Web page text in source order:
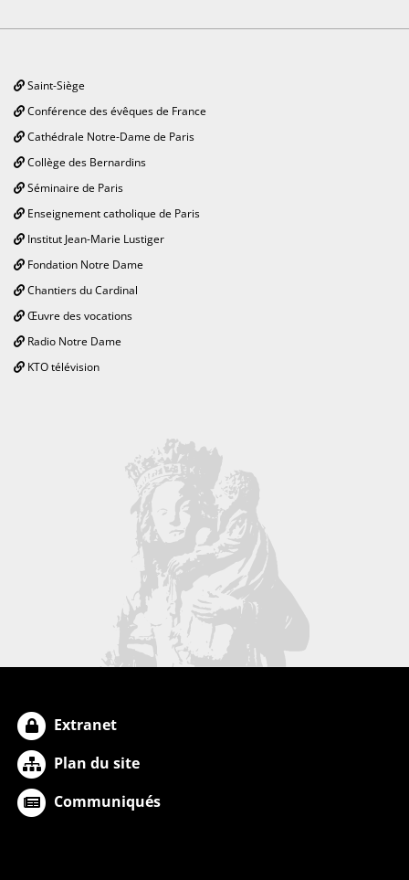
Saint-Siège
Conférence des évêques de France
Cathédrale Notre-Dame de Paris
Collège des Bernardins
Séminaire de Paris
Enseignement catholique de Paris
Institut Jean-Marie Lustiger
Fondation Notre Dame
Chantiers du Cardinal
Œuvre des vocations
Radio Notre Dame
KTO télévision
Extranet
Plan du site
Communiqués